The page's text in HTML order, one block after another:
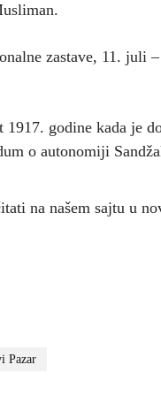
zastave, 11. juli
1917. godine kada je
o autonomiji
na našem sajtu u
Pazar